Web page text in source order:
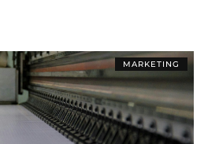
MARKETING